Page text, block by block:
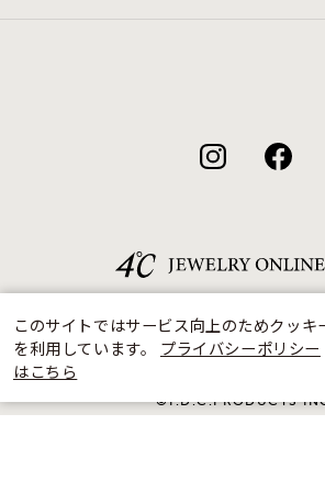
絞
©F.D.C.PRODUCTS
このサイトではサービス向上のためクッキ
を利用しています。 プライバシーポリシー
はこちら